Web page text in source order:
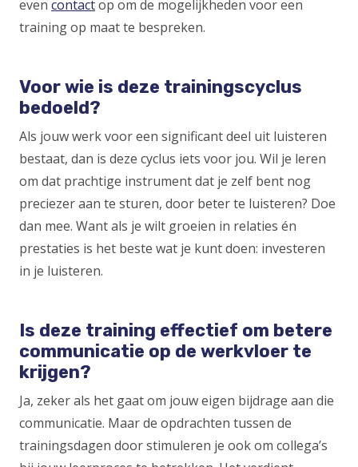
even contactop om de mogelijkheden voor een
training op maat te bespreken.
Voor wie is deze trainingscyclus
bedoeld?
Als jouw werk voor een significant deel uit luisteren
bestaat, dan is deze cyclus iets voor jou. Wil je leren
om dat prachtige instrument dat je zelf bent nog
preciezer aan te sturen, door beter te luisteren? Doe
dan mee. Want als je wilt groeien in relaties én
prestaties is het beste wat je kunt doen: investeren
in je luisteren.
Is deze training effectief om betere
communicatie op de werkvloer te
krijgen?
Ja, zeker als het gaat om jouw eigen bijdrage aan die
communicatie. Maar de opdrachten tussen de
trainingsdagen door stimuleren je ook om collega’s